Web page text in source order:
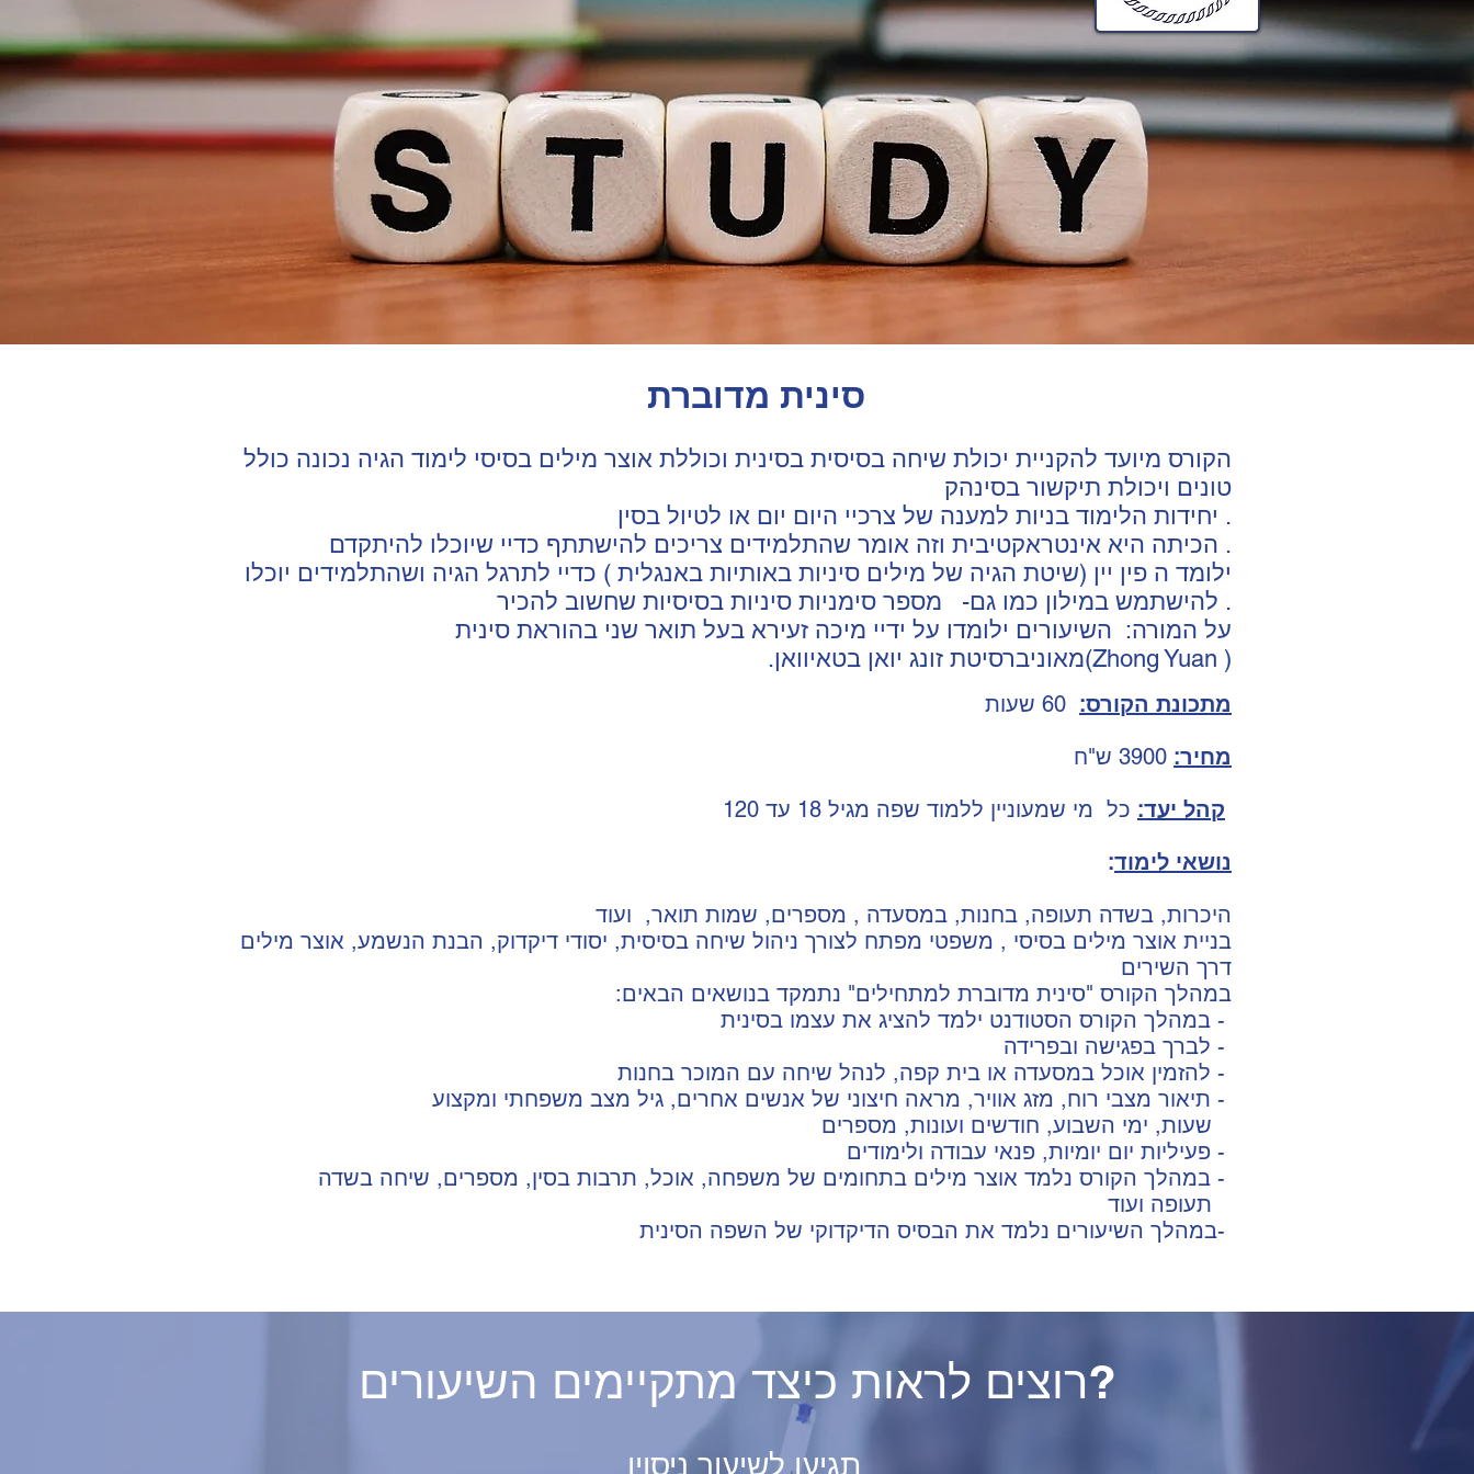
סינית מדוברת
הקורס מיועד להקניית יכולת שיחה בסיסית בסינית וכוללת אוצר מילים בסיסי לימוד הגיה נכונה כולל
טונים ויכולת תיקשור בסינהק
יחידות הלימוד בניות למענה של צרכיי היום יום או לטיול בסין .
הכיתה היא אינטראקטיבית וזה אומר שהתלמידים צריכים להישתתף כדיי שיוכלו להיתקדם .
ילומד ה פין יין (שיטת הגיה של מילים סיניות באותיות באנגלית ) כדיי לתרגל הגיה ושהתלמידים יוכלו
להישתמש במילון כמו גם- מספר סימניות סיניות בסיסיות שחשוב להכיר .
על המורה: השיעורים ילומדו על ידיי מיכה זעירא בעל תואר שני בהוראת סינית
.מאוניברסיטת זונג יואן בטאיוואן(Zhong Yuan )
מתכונת הקורס:
מחיר:
קהל יעד:
:נושאי לימוד
היכרות, בשדה תעופה, בחנות, במסעדה , מספרים, שמות תואר, ועוד
בניית אוצר מילים בסיסי , משפטי מפתח לצורך ניהול שיחה בסיסית, יסודי דיקדוק, הבנת הנשמע, אוצר מילים
דרך השירים
:במהלך הקורס "סינית מדוברת למתחילים" נתמקד בנושאים הבאים
במהלך הקורס הסטודנט ילמד להציג את עצמו בסינית -
לברך בפגישה ובפרידה -
להזמין אוכל במסעדה או בית קפה, לנהל שיחה עם המוכר בחנות -
תיאור מצבי רוח, מזג אוויר, מראה חיצוני של אנשים אחרים, גיל מצב משפחתי ומקצוע -
פעיליות יום יומיות, פנאי עבודה ולימודים -
במהלך הקורס נלמד אוצר מילים בתחומים של משפחה, אוכל, תרבות בסין, מספרים, שיחה בשדה -
במהלך השיעורים נלמד את הבסיס הדיקדוקי של השפה הסינית-
רוצים לראות כיצד מתקיימים השיעורים?
תגיעו לשיעור ניסוין